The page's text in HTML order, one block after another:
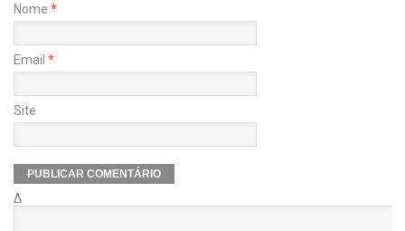
Nome *
Email *
Site
Δ